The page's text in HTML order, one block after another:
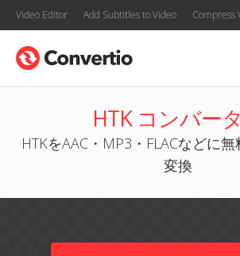
Video Editor Add Subtitles to Video Compress
HTK コンバー
HTKをAAC・MP3・FLACなどに
変換